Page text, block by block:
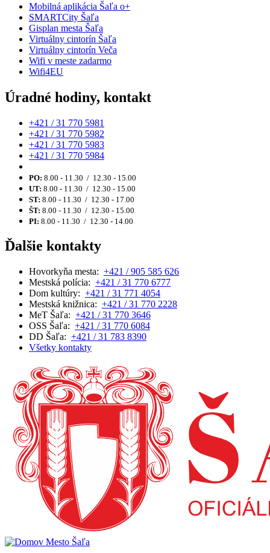
Mobilná aplikácia Šaľa o+
SMARTCity Šaľa
Gisplan mesta Šaľa
Virtuálny cintorín Šaľa
Virtuálny cintorín Veča
Wifi v meste zadarmo
Wifi4EU
Úradné hodiny, kontakt
+421 / 31 770 5981
+421 / 31 770 5982
+421 / 31 770 5983
+421 / 31 770 5984
PO: 8.00 - 11.30 / 12.30 - 15.00
UT: 8.00 - 11.30 / 12.30 - 15.00
ST: 8.00 - 11.30 / 12.30 - 17.00
ŠT: 8.00 - 11.30 / 12.30 - 15.00
PI: 8.00 - 11.30 / 12.30 - 14.00
Ďalšie kontakty
Hovorkyňa mesta: +421 / 905 585 626
Mestská polícia: +421 / 31 770 6777
Dom kultúry: +421 / 31 771 4054
Mestská knižnica: +421 / 31 770 2228
MeT Šaľa: +421 / 31 770 3646
OSS Šaľa: +421 / 31 770 6084
DD Šaľa: +421 / 31 783 8390
Všetky kontakty